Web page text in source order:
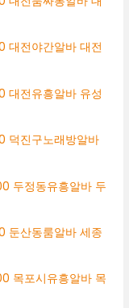
대전야간알바 대전
대전유흥알바 유성
덕진구노래방알바
두정동유흥알바 두
둔산동룸알바 세종
목포시유흥알바 목